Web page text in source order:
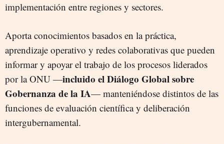
implementación entre regiones y sectores.
Aporta conocimientos basados en la práctica,
aprendizaje operativo y redes colaborativas que pueden
informar y apoyar el trabajo de los procesos liderados
por la ONU —incluido el Diálogo Global sobre
Gobernanza de la IA— manteniéndose distintos de las
funciones de evaluación científica y deliberación
intergubernamental.